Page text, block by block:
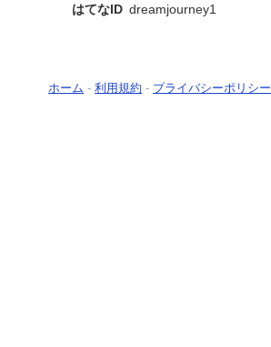
はてなID dreamjourney1
ホーム - 利用規約 - プライバシーポリシー